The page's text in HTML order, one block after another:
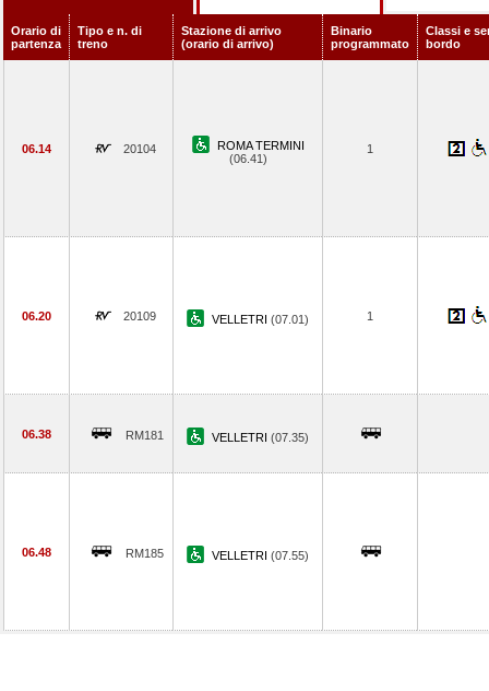
Orario di
partenza
Tipo e n. di
treno
Stazione di arrivo
(orario di arrivo)
Binario
programmato
Classi e
bordo
06.14 20104
ROMA TERMINI
(06.41)
1
06.20 20109 VELLETRI (07.01) 1
06.38 RM181 VELLETRI (07.35)
06.48 RM185 VELLETRI (07.55)